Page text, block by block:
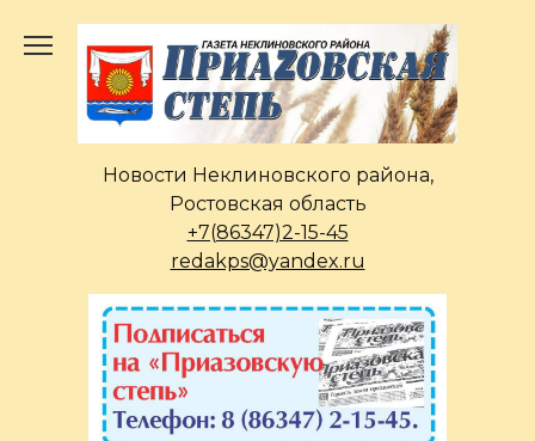
содержанию
Новости Неклиновского района,
Ростовская область
+7(86347)2-15-45
redakps@yandex.ru